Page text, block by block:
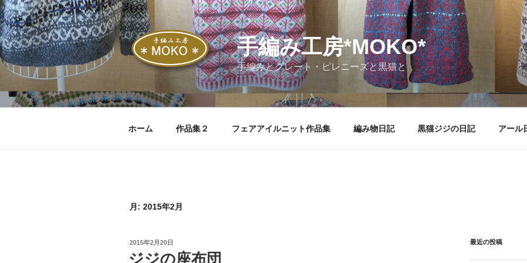
コ
ン
テ
ン
ツ
ス
手編み工房*MOKO*
手編みとグレート・ピレニーズと黒猫と
ホーム 作品集２ フェアアイルニット作品集 編み物日記 黒猫ジジの日記 アール
月: 2015年2月
投
日:
2015年2月20日
ジジの座布団
最近の投稿